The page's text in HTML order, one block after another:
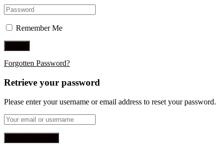
Remember Me
Forgotten Password?
Retrieve your password
Please enter your username or email address to reset your password.